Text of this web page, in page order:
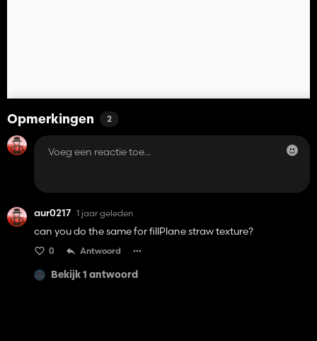
Opmerkingen 2
aur0217 1 jaar geleden
can you do the same for fillPlane straw texture?
0 Antwoord
Bekijk 1 antwoord